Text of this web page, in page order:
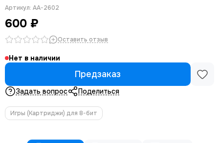
Артикул: AA-2602
600 ₽
Оставить отзыв
Нет в наличии
Предзаказ
Задать вопрос Поделиться
Игры (Картриджи) для 8-бит